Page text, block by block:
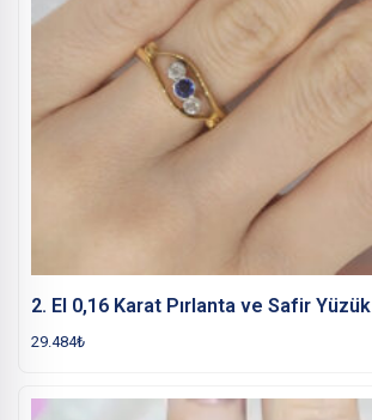
2. El 0,16 Karat Pırlanta ve Safir Yüzük
29.484₺